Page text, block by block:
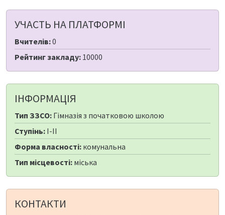
УЧАСТЬ НА ПЛАТФОРМІ
Вчителів:0
Рейтинг закладу: 10000
ІНФОРМАЦІЯ
Тип ЗЗСО: Гімназія з початковою школою
Ступінь: I-II
Форма власності: комунальна
Тип місцевості: міська
КОНТАКТИ